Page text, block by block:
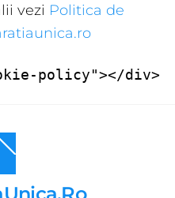
vezi Politica de
policy"></div>
To